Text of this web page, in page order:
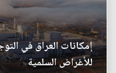
إمكانات العراق في
للأغراض السلمية